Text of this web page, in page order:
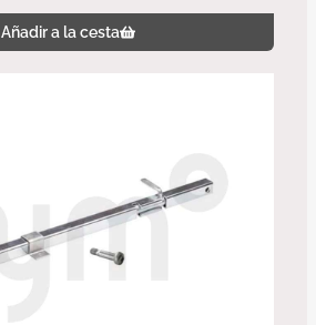
Añadir a la cesta